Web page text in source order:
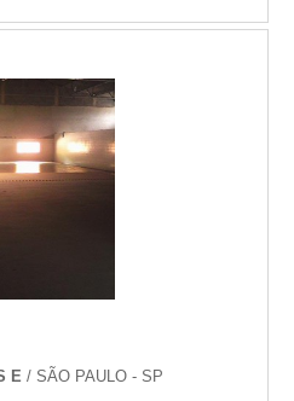
novo, sem apresentar
é a raspagem. O
E / SÃO PAULO - SP